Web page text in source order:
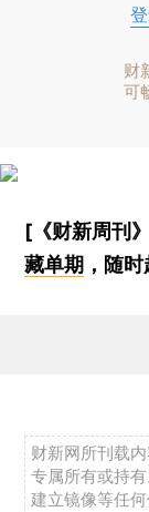
财
可
[《财新周刊
藏单期 ，随
财新网所刊载
专属所有或持
建立镜像等任何